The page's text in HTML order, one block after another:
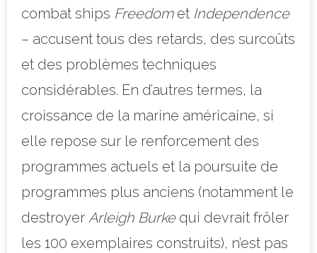
combat ships Freedomet Independence
– accusent tous des retards, des surcoûts
et des problèmes techniques
considérables. En d’autres termes, la
croissance de la marine américaine, si
elle repose sur le renforcement des
programmes actuels et la poursuite de
programmes plus anciens (notamment le
destroyer Arleigh Burkequi devrait frôler
les 100 exemplaires construits), n’est pas